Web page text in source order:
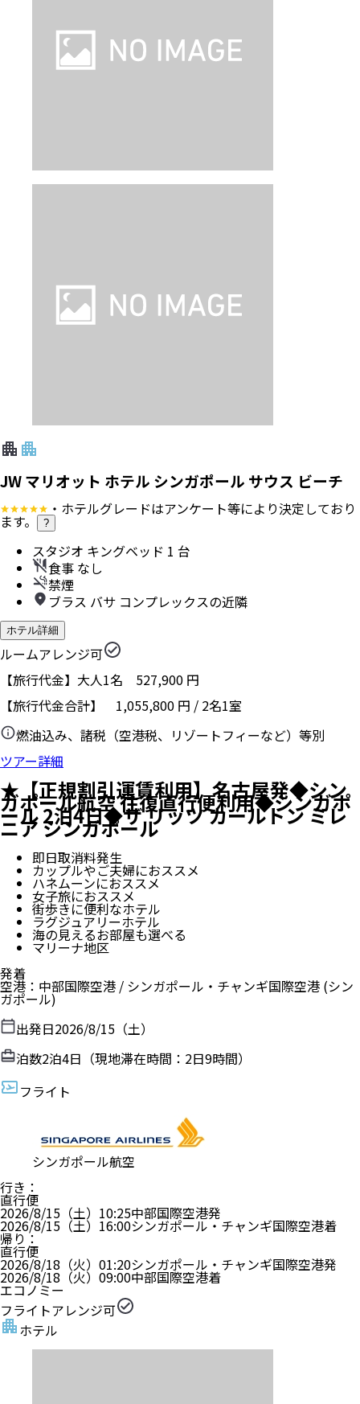
JW マリオット ホテル シンガポール サウス ビーチ
・ホテルグレードはアンケート等により決定しており
ます。 ?
スタジオ キングベッド 1 台
食事 なし
禁煙
ブラス バサ コンプレックスの近隣
ホテル詳細
ルームアレンジ可
【旅行代金】大人1名 527,900 円
【旅行代金合計】 1,055,800 円 / 2名1室
燃油込み、諸税（空港税、リゾートフィーなど）等別
ツアー詳細
★【正規割引運賃利用】名古屋発◆シン
ガポール航空 往復直行便利用◆シンガポ
ール 2泊4日◆ザ リッツ カールトン ミレ
ニア シンガポール
即日取消料発生
カップルやご夫婦におススメ
ハネムーンにおススメ
女子旅におススメ
街歩きに便利なホテル
ラグジュアリーホテル
海の見えるお部屋も選べる
マリーナ地区
発着
空港 ： 中部国際空港 / シンガポール・チャンギ国際空港 (シン
ガポール)
出発日2026/8/15（土）
泊数2泊4日（現地滞在時間： 2日9時間）
フライト
シンガポール航空
行き ：
直行便
2026/8/15（土） 10:25中部国際空港発
2026/8/15（土） 16:00シンガポール・チャンギ国際空港着
帰り ：
直行便
2026/8/18（火） 01:20シンガポール・チャンギ国際空港発
2026/8/18（火） 09:00中部国際空港着
エコノミー
フライトアレンジ可
ホテル